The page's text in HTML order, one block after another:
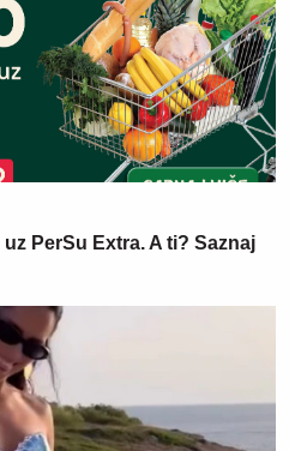
PerSu Extra. A ti? Saznaj